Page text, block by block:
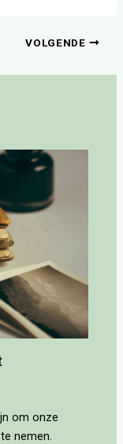
VOLGENDE
om onze
nemen.